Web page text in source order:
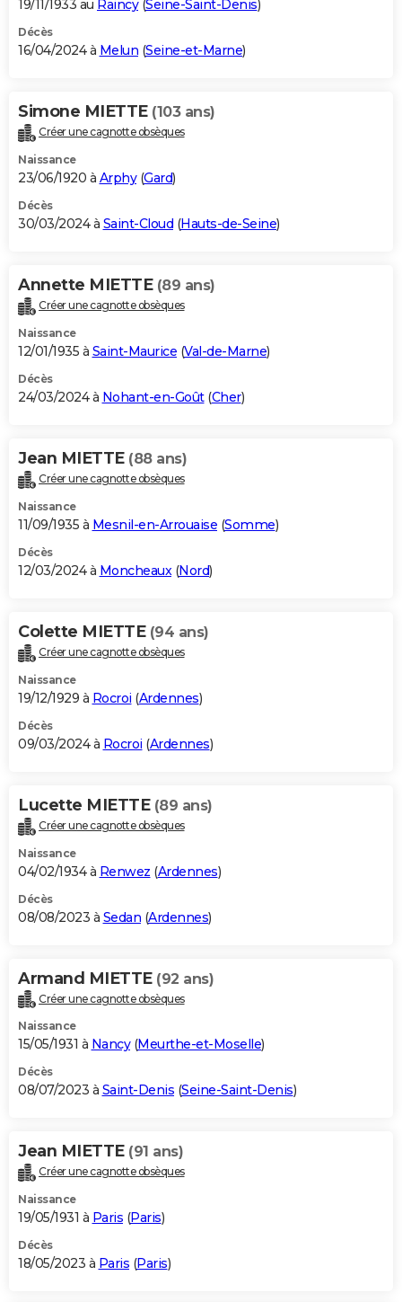
19/11/1933 au Raincy(Seine-Saint-Denis)
Décès
16/04/2024 à Melun (Seine-et-Marne)
Simone MIETTE (103 ans)
Créer une cagnotte obsèques
Naissance
23/06/1920 à Arphy(Gard)
Décès
30/03/2024 à Saint-Cloud (Hauts-de-Seine)
Annette MIETTE (89 ans)
Créer une cagnotte obsèques
Naissance
12/01/1935 à Saint-Maurice (Val-de-Marne)
Décès
24/03/2024 à Nohant-en-Goût(Cher)
Jean MIETTE (88 ans)
Créer une cagnotte obsèques
Naissance
11/09/1935 à Mesnil-en-Arrouaise (Somme)
Décès
12/03/2024 à Moncheaux(Nord)
Colette MIETTE (94 ans)
Créer une cagnotte obsèques
Naissance
19/12/1929 à Rocroi (Ardennes)
Décès
09/03/2024 à Rocroi (Ardennes)
Lucette MIETTE (89 ans)
Créer une cagnotte obsèques
Naissance
04/02/1934 à Renwez (Ardennes)
Décès
08/08/2023 à Sedan (Ardennes)
Armand MIETTE (92 ans)
Créer une cagnotte obsèques
Naissance
15/05/1931 à Nancy(Meurthe-et-Moselle)
Décès
08/07/2023 à Saint-Denis (Seine-Saint-Denis)
Jean MIETTE (91 ans)
Créer une cagnotte obsèques
Naissance
19/05/1931 à Paris (Paris)
Décès
18/05/2023 à Paris (Paris)